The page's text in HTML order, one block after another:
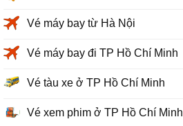
Vé máy bay từ Hà Nội
Vé máy bay đi TP Hồ Chí Minh
Vé tàu xe ở TP Hồ Chí Minh
Vé xem phim ở TP Hồ Chí Minh